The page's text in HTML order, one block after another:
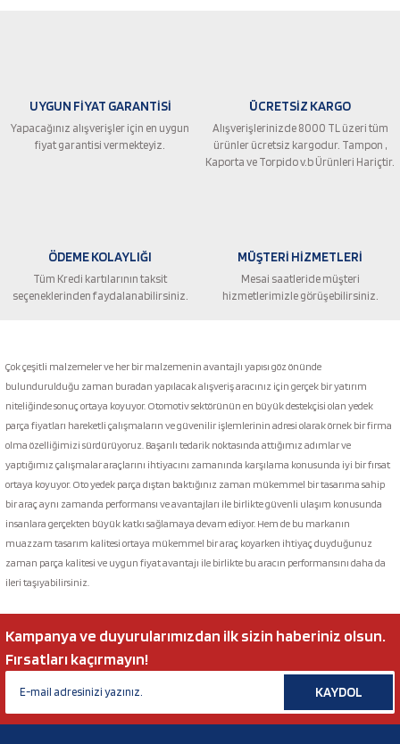
Ürün açıklamasında eksik bilgiler bulunuyor.
Ürün bilgilerinde hatalar bulunuyor.
Ürün fiyatı diğer sitelerden daha pahalı.
Gönder
UYGUN FİYAT GARANTİSİ
Yapacağınız alışverişler için en uygun
fiyat garantisi vermekteyiz.
ÜCRETSİZ KARGO
Alışverişlerinizde 8000 TL üzeri tüm
ürünler ücretsiz kargodur. Tampon ,
Kaporta ve Torpido v.b Ürünleri Hariçtir.
ÖDEME KOLAYLIĞI
Tüm Kredi kartılarının taksit
seçeneklerinden faydalanabilirsiniz.
MÜŞTERİ HİZMETLERİ
Mesai saatleride müşteri
hizmetlerimizle görüşebilirsiniz.
Çok çeşitli malzemeler ve her bir malzemenin avantajlı yapısı göz önünde
bulundurulduğu zaman buradan yapılacak alışveriş aracınız için gerçek bir yatırım
niteliğinde sonuç ortaya koyuyor. Otomotiv sektörünün en büyük destekçisi olan yedek
parça fiyatları hareketli çalışmaların ve güvenilir işlemlerinin adresi olarak örnek bir firma
olma özelliğimizi sürdürüyoruz. Başarılı tedarik noktasında attığımız adımlar ve
yaptığımız çalışmalar araçlarını ihtiyacını zamanında karşılama konusunda iyi bir fırsat
ortaya koyuyor. Oto yedek parça dıştan baktığınız zaman mükemmel bir tasarıma sahip
bir araç aynı zamanda performansı ve avantajları ile birlikte güvenli ulaşım konusunda
insanlara gerçekten büyük katkı sağlamaya devam ediyor. Hem de bu markanın
muazzam tasarım kalitesi ortaya mükemmel bir araç koyarken ihtiyaç duyduğunuz
zaman parça kalitesi ve uygun fiyat avantajı ile birlikte bu aracın performansını daha da
ileri taşıyabilirsiniz.
Kampanya ve duyurularımızdan ilk sizin haberiniz olsun.
Fırsatları kaçırmayın!
KAYDOL